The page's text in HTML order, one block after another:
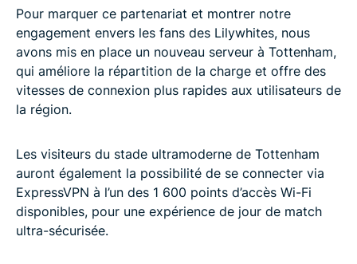
Pour marquer ce partenariat et montrer notre
engagement envers les fans des Lilywhites, nous
avons mis en place un nouveau serveur à Tottenham,
qui améliore la répartition de la charge et offre des
vitesses de connexion plus rapides aux utilisateurs de
la région.
Les visiteurs du stade ultramoderne de Tottenham
auront également la possibilité de se connecter via
ExpressVPN à l’un des 1 600 points d’accès Wi-Fi
disponibles, pour une expérience de jour de match
ultra-sécurisée.